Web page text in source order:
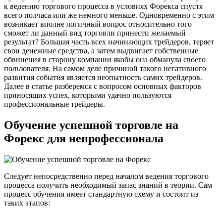
к ведению торгового процесса в условиях Форекса спустя
всего полчаса или же немного меньше. Одновременно с этим
возникает вполне логичный вопрос относительно того
сможет ли данный вид торговли принести желаемый
результат? Большая часть всех начинающих трейдеров, теряет
свои денежные средства, а затем выдвигает собственные
обвинения в сторону компании якобы она обманула своего
пользователя. На самом деле причиной такого негативного
развития события является неопытность самих трейдеров.
Далее в статье разберемся с вопросом основных факторов
приносящих успех, которыми удачно пользуются
профессиональные трейдеры.
Обучение успешной торговле на
Форекс для непрофессионала
Следует непосредственно перед началом ведения торгового
процесса получить необходимый запас знаний в теории. Сам
процесс обучения имеет стандартную схему и состоит из
таких этапов: